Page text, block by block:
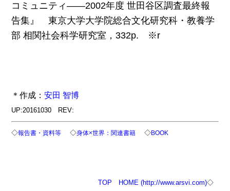
コミュニティ――2002年度 世田谷区調査最終報
告集』 東京大学大学院総合文化研究科・教養学
部 相関社会科学研究室，332p. ※r
＊作成：安田 智博
UP:20161030 REV:
◇報告書・資料等 ◇身体×世界：関連書籍 ◇BOOK
TOP HOME (http://www.arsvi.com)◇